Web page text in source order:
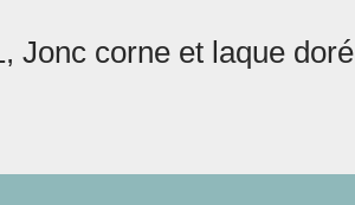
Jonc corne et laque doré